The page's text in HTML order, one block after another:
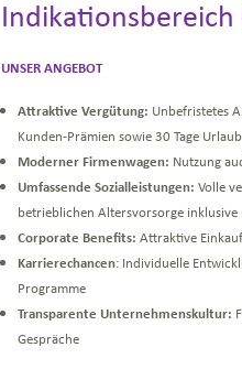
Indikationsbereich
UNSER ANGEBOT
Attraktive Vergütung: Unbefristetes
Kunden-Prämien sowie 30 Tage Urlaub
Moderner Firmenwagen: Nutzung
Umfassende Sozialleistungen: Volle
betrieblichen Altersvorsorge
Corporate Benefits: Attraktive
Karrierechancen: Individuelle
Programme
Transparente Unternehmenskultur:
Gespräche